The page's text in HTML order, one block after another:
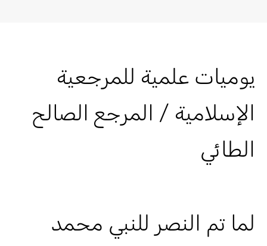
يوميات علمية للمرجعية
الإسلامية / المرجع الصالح
الطائي
لما تم النصر للنبي محمد